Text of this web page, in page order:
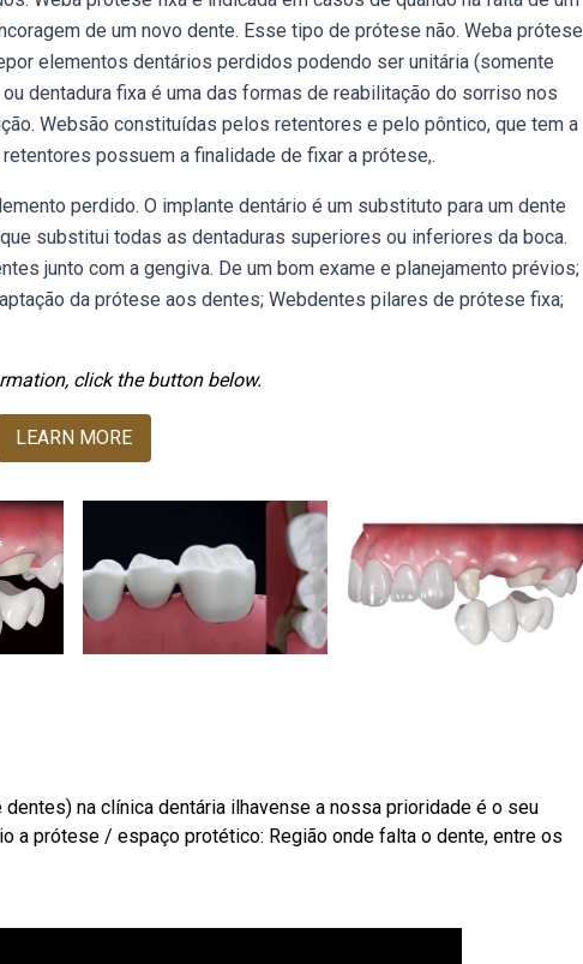
de um novo dente. Esse tipo de prótese não. Weba prótese
elementos dentários perdidos podendo ser unitária (somente
dentadura fixa é uma das formas de reabilitação do sorriso nos
Websão constituídas pelos retentores e pelo pôntico, que tem a
possuem a finalidade de fixar a prótese,.
perdido. O implante dentário é um substituto para um dente
substitui todas as dentaduras superiores ou inferiores da boca.
junto com a gengiva. De um bom exame e planejamento prévios;
da prótese aos dentes; Webdentes pilares de prótese fixa;
click the button below.
LEARN MORE
na clínica dentária ilhavense a nossa prioridade é o seu
a prótese / espaço protético: Região onde falta o dente, entre os